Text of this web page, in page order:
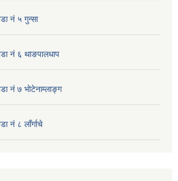
नं ५ गुन्सा
नं ६ थाङपालधाप
नं ७ भाेटेनाम्लाङ्ग
नं ८ लाँर्गाचे